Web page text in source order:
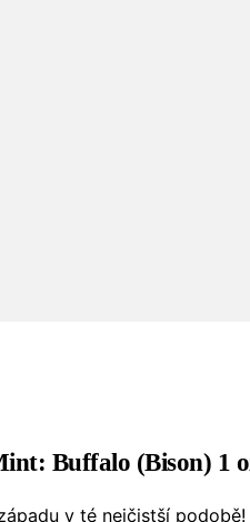
Buffalo (Bison) 1
v té nejčistší